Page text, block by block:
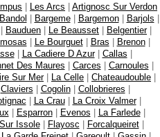
| Les Arcs | Artignosc Sur Verdon
Bandol | Bargeme| Bargemon| Barjols |
| Bauduen | Le Beausset | Belgentier|
| Le Bourguet| Bras | Brenon|
| La Cadiere D Azur| Callas |
Des Maures | Carces | Carnoules |
Sur Mer| La Celle | Chateaudouble |
Claviers | Cogolin| Collobrieres |
| La Crau| La Croix Valmer|
| Esparron| Evenos | La Farlede|
Issole| Flayosc | Forcalqueiret|